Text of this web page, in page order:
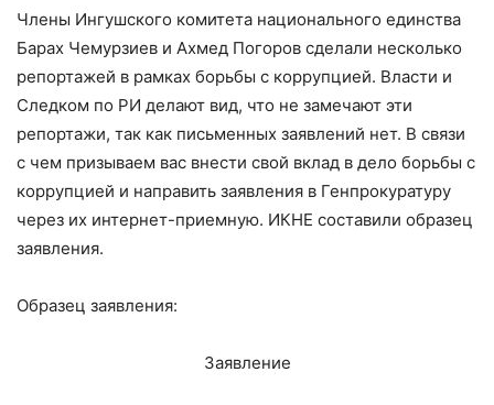
Члены Ингушского комитета национального единства
Барах Чемурзиев и Ахмед Погоров сделали несколько
репортажей в рамках борьбы с коррупцией. Власти и
Следком по РИ делают вид, что не замечают эти
репортажи, так как письменных заявлений нет. В связи
с чем призываем вас внести свой вклад в дело борьбы с
коррупцией и направить заявления в Генпрокуратуру
через их интернет-приемную. ИКНЕ составили образец
заявления.
Образец заявления:
Заявление